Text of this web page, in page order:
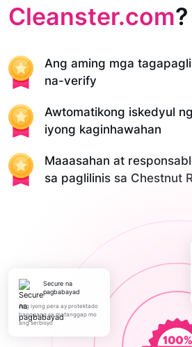
Cleanster.com?
Ang aming mga
na-verify
Awtomatikong iskedyul
iyong kaginhawahan
Maaasahan at
sa paglilinis sa Chestnut
Secure na
pagbabayad
Ang iyong pera ay protektado
hanggang sa matanggap mo
ang serbisyo